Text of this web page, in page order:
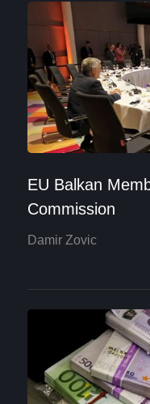
EU Balkan
Commission
Damir Zovic